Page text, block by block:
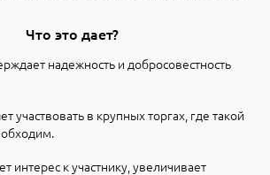
Что это дает?
надежность и добросовестность
участвовать в крупных торгах, где такой
интерес к участнику, увеличивает